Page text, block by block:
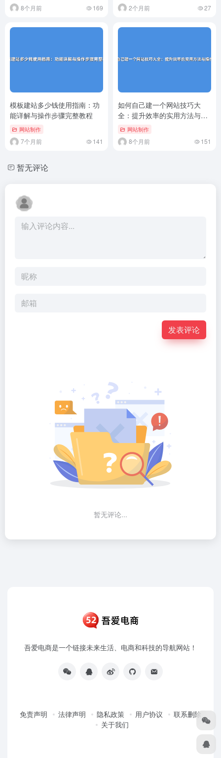
8个月前 169 2个月前 27
模板建站多少钱使用指南：功
能详解与操作步骤完整教程
网站制作
7个月前 141
如何自己建一个网站技巧大
全：提升效率的实用方法与操
作指南网站制作
8个月前 151
暂无评论
发表评论
暂无评论...
吾爱电商是一个链接未来生活、电商和科技的导航网站！
免责声明 法律声明 隐私政策 用户协议
联系删除
关于我们